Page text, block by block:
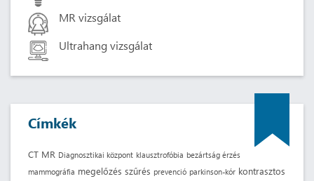
MR vizsgálat
Ultrahang vizsgálat
Címkék
CT MR Diagnosztikai központ klausztrofóbia bezártság érzés
mammográfia megelőzés szűrés prevenció parkinson-kór kontrasztos